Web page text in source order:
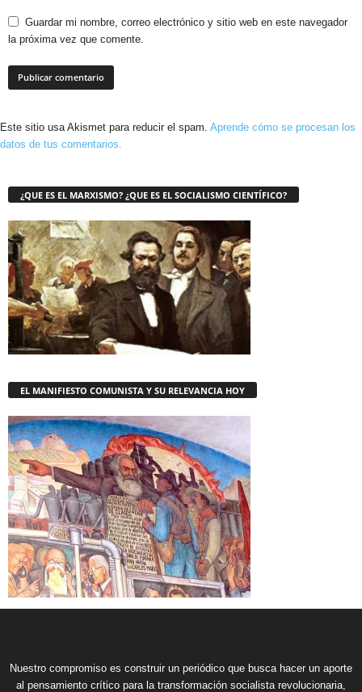
Guardar mi nombre, correo electrónico y sitio web en este navegador
la próxima vez que comente.
Este sitio usa Akismet para reducir el spam. Aprende cómo se procesan los
datos de tus comentarios.
¿QUE ES EL MARXISMO? ¿QUE ES EL SOCIALISMO CIENTÍFICO?
EL MANIFIESTO COMUNISTA Y SU RELEVANCIA HOY
Nuestro compromiso es construir un periódico que busca hacer un aporte
al pensamiento crítico para la transformación socialista revolucionaria,